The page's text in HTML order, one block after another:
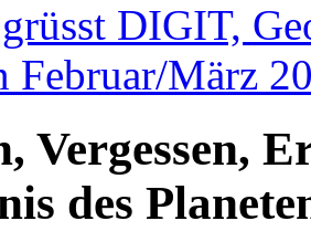
DIGIT,
Februar/März
Vergessen,
des